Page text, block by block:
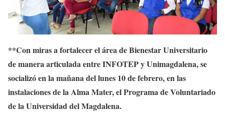
**Con miras a fortalecer el área de Bienestar Universitario
de manera articulada entre INFOTEP y Unimagdalena, se
socializó en la mañana del lunes 10 de febrero, en las
instalaciones de la Alma Mater, el Programa de Voluntariado
de la Universidad del Magdalena.